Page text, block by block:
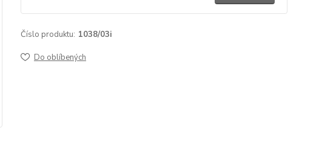
Číslo produktu: 1038/03i
Do oblíbených